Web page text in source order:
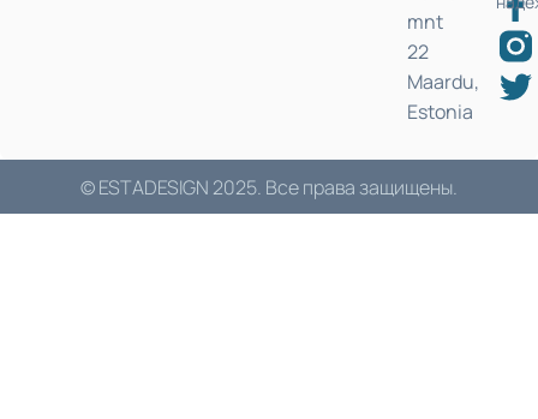
mnt
22
Maardu,
Estonia
© ESTADESIGN 2025. Все права защищены.